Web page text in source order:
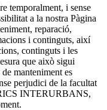
temporalment, i sense
a la nostra Pàgina
reparació,
i continguts, així
continguts i les
que això sigui
manteniment es
perjudici de la facultat
INTERURBANS,